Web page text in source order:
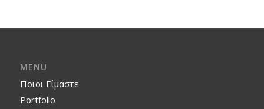
MENU
Ποιοι Είμαστε
Portfolio